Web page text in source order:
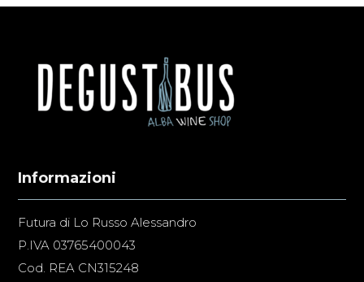
Informazioni
Futura di Lo Russo Alessandro
P.IVA 03765400043
Cod. REA CN315248